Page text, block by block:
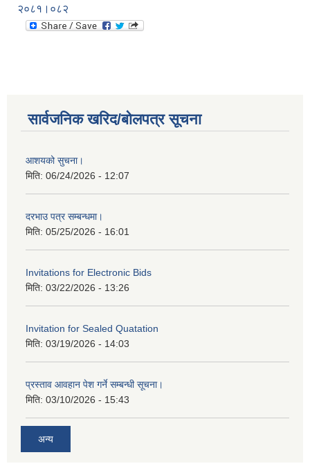
२०८१।०८२
सार्वजनिक खरिद/बोलपत्र सूचना
आशयको सुचना।
मिति: 06/24/2026 - 12:07
दरभाउ पत्र सम्बन्धमा।
मिति: 05/25/2026 - 16:01
Invitations for Electronic Bids
मिति: 03/22/2026 - 13:26
Invitation for Sealed Quatation
मिति: 03/19/2026 - 14:03
प्रस्ताव आवहान पेश गर्ने सम्बन्धी सूचना।
मिति: 03/10/2026 - 15:43
अन्य